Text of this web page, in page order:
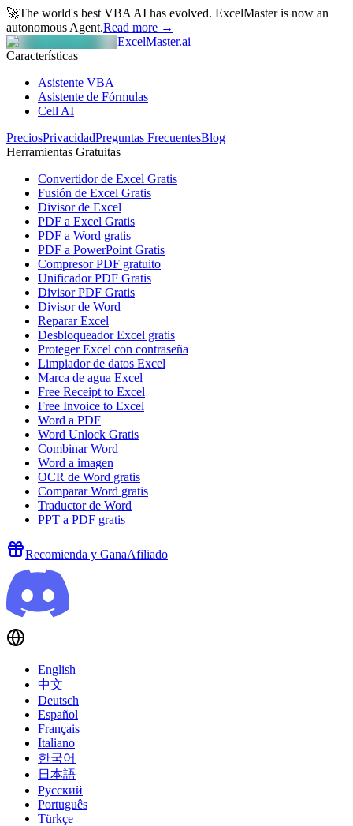
🚀The world's best VBA AI has evolved. ExcelMaster is now an
autonomous Agent.Read more →
ExcelMaster.ai
Características
Asistente VBA
Asistente de Fórmulas
Cell AI
PreciosPrivacidadPreguntas FrecuentesBlog
Herramientas Gratuitas
Convertidor de Excel Gratis
Fusión de Excel Gratis
Divisor de Excel
PDF a Excel Gratis
PDF a Word gratis
PDF a PowerPoint Gratis
Compresor PDF gratuito
Unificador PDF Gratis
Divisor PDF Gratis
Divisor de Word
Reparar Excel
Desbloqueador Excel gratis
Proteger Excel con contraseña
Limpiador de datos Excel
Marca de agua Excel
Free Receipt to Excel
Free Invoice to Excel
Word a PDF
Word Unlock Gratis
Combinar Word
Word a imagen
OCR de Word gratis
Comparar Word gratis
Traductor de Word
PPT a PDF gratis
Recomienda y GanaAfiliado
English
中文
Deutsch
Español
Français
Italiano
한국어
日本語
Русский
Português
Türkçe